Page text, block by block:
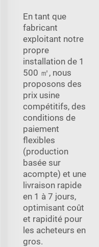
En tant que
fabricant
exploitant notre
propre
installation de 1
500 ㎡, nous
proposons des
prix usine
compétitifs, des
conditions de
paiement
flexibles
(production
basée sur
acompte) et une
livraison rapide
en 1 à 7 jours,
optimisant coût
et rapidité pour
les acheteurs en
gros.